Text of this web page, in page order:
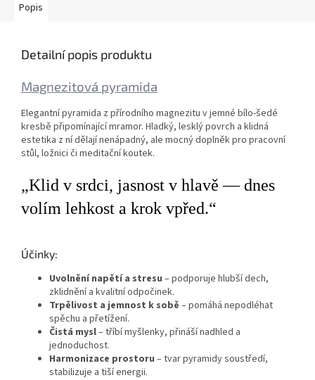
Popis
Detailní popis produktu
Magnezitová pyramida
Elegantní pyramida z přírodního magnezitu v jemné bílo‑šedé
kresbě připomínající mramor. Hladký, lesklý povrch a klidná
estetika z ní dělají nenápadný, ale mocný doplněk pro pracovní
stůl, ložnici či meditační koutek.
„Klid v srdci, jasnost v hlavě — dnes
volím lehkost a krok vpřed.“
Účinky:
Uvolnění napětí a stresu – podporuje hlubší dech,
zklidnění a kvalitní odpočinek.
Trpělivost a jemnost k sobě – pomáhá nepodléhat
spěchu a přetížení.
Čistá mysl– tříbí myšlenky, přináší nadhled a
jednoduchost.
Harmonizace prostoru – tvar pyramidy soustředí,
stabilizuje a tiší energii.